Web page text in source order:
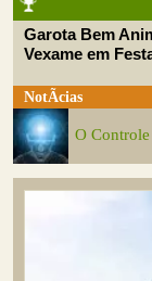
Garota Bem
Vexame em
NotÃ­cias
O